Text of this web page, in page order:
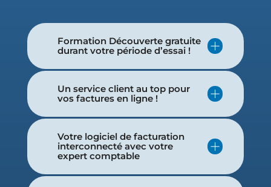
Formation Découverte gratuite
durant votre période d’essai !
Un service client au top pour
vos factures en ligne !
Votre logiciel de facturation
interconnecté avec votre
expert comptable